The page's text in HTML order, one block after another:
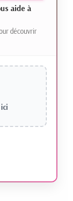
aide à
découvrir